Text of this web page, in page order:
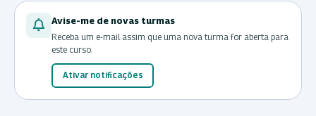
Avise-me de novas turmas
Receba um e-mail assim que uma nova turma for aberta para
este curso.
Ativar notificações